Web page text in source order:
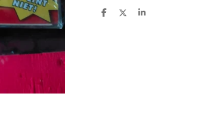
D
D
S